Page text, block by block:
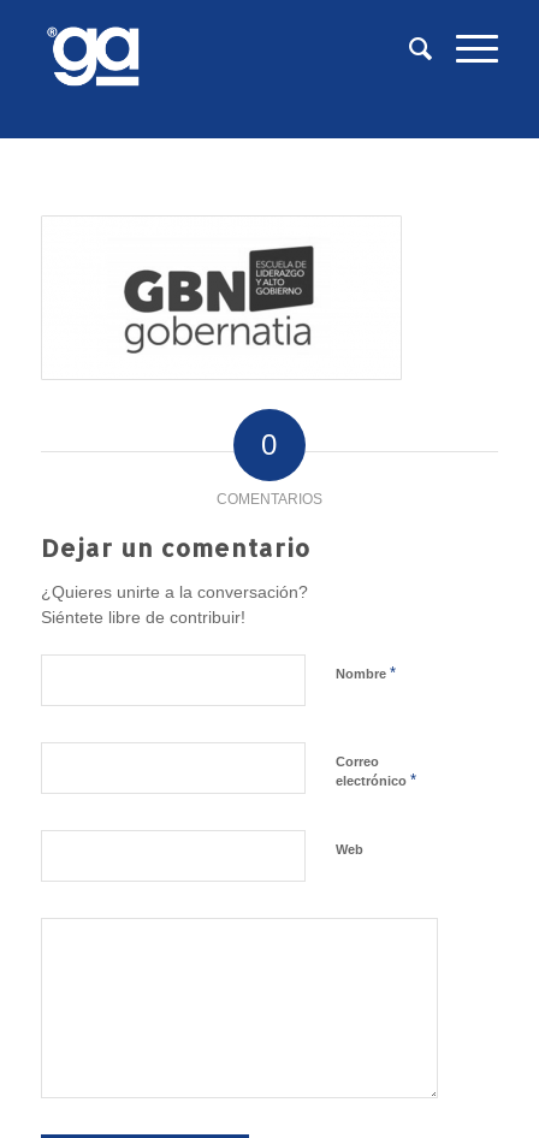
0
COMENTARIOS
Dejar un comentario
¿Quieres unirte a la conversación?
Siéntete libre de contribuir!
Nombre *
Correo
electrónico *
Web